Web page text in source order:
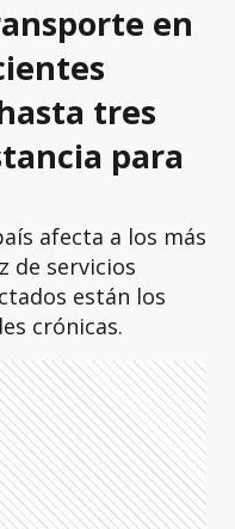
en
tres
para
afecta a los más
de servicios
están los
crónicas.